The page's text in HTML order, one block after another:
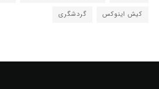
کیش اینوکس
گردشگری